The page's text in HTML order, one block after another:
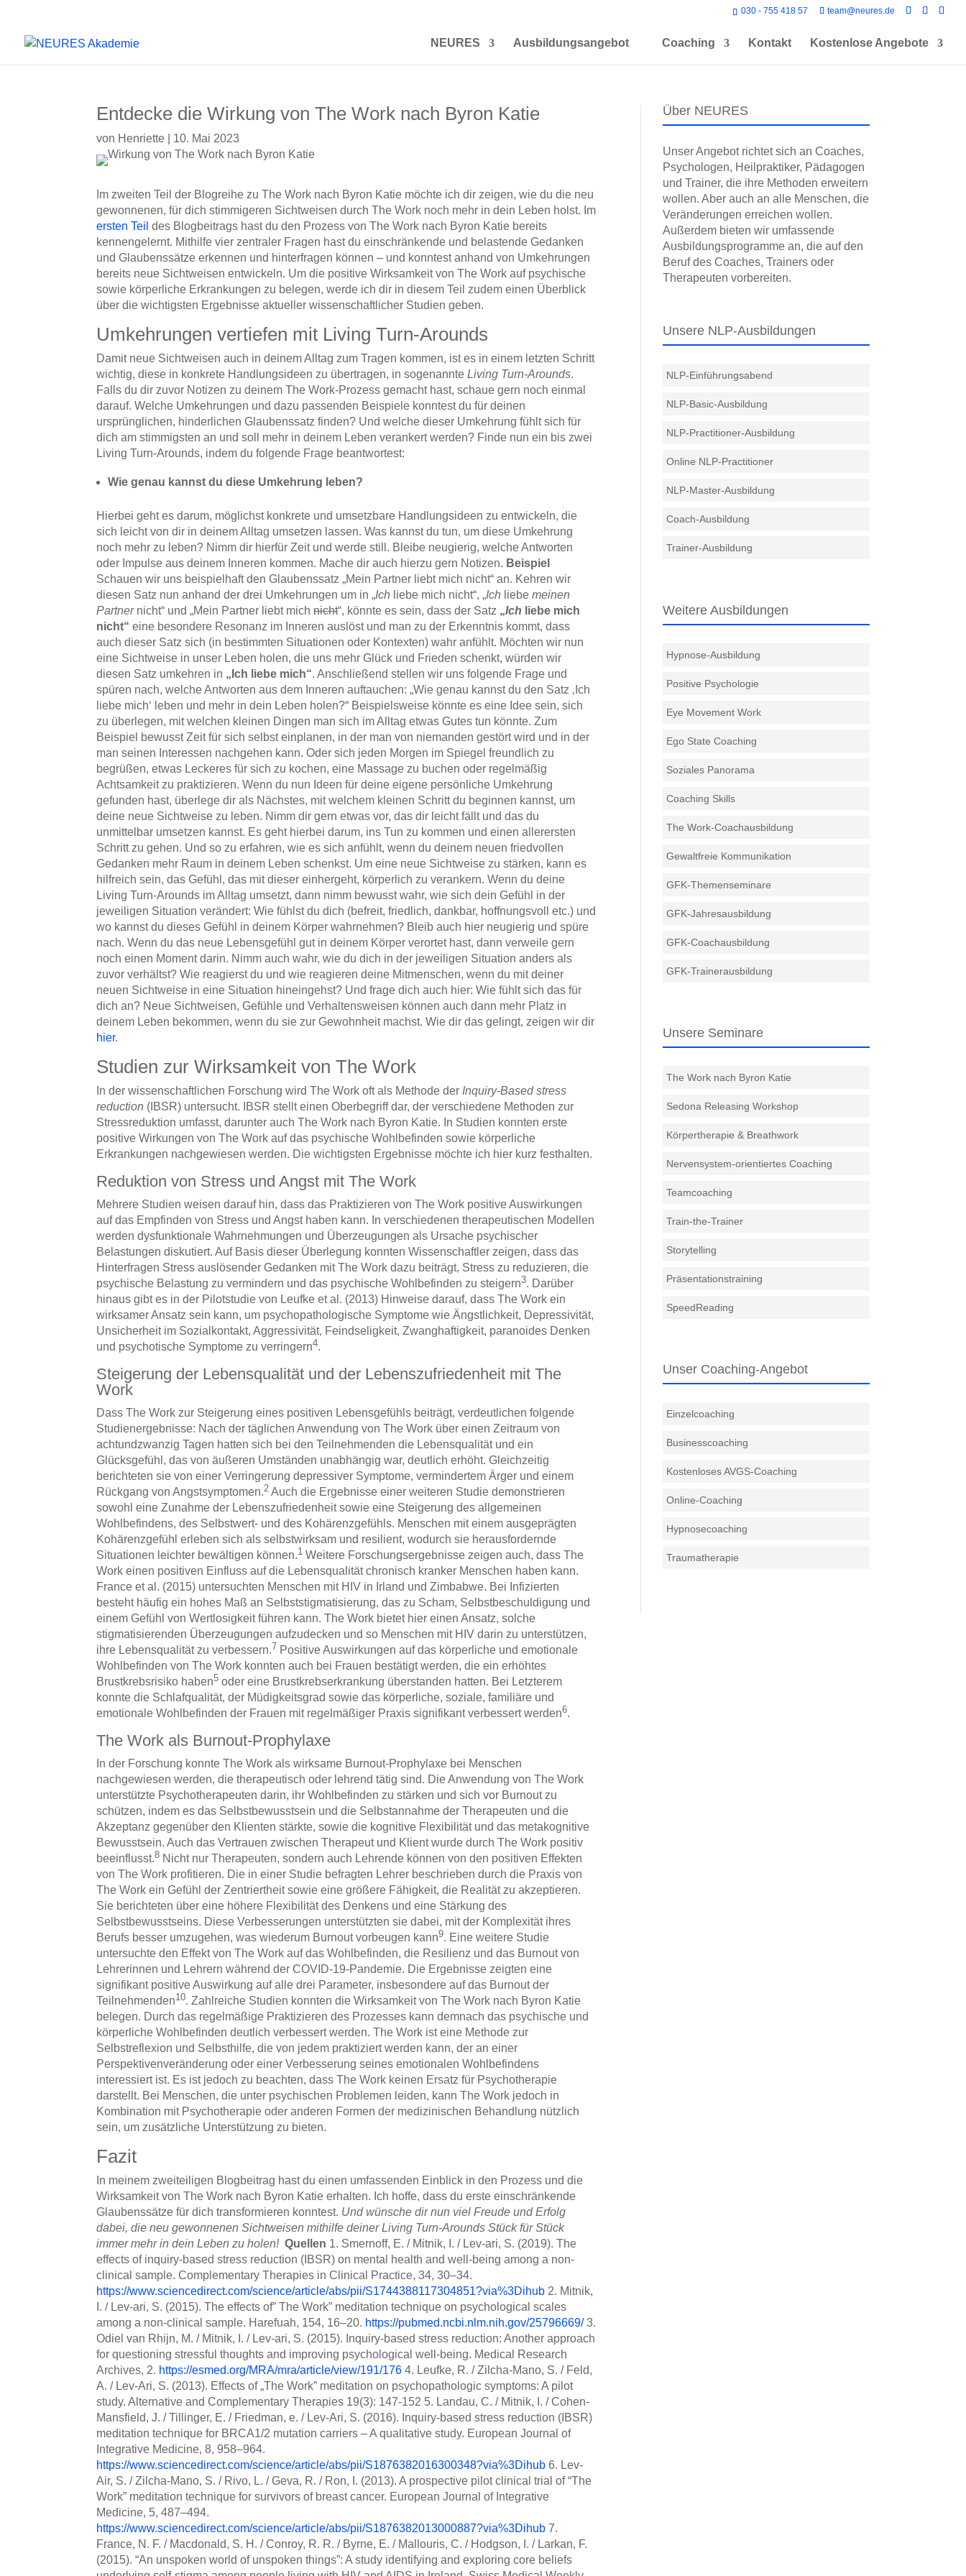
030 - 755 418 57 team@neures.de
NEURES Ausbildungsangebot Coaching Kontakt Kostenlose Angebote
Entdecke die Wirkung von The Work nach Byron Katie
von Henriette 10. Mai 2023
Im zweiten Teil der Blogreihe zu The Work nach Byron Katie möchte ich dir zeigen, wie du die neu
gewonnenen, für dich stimmigeren Sichtweisen durch The Work noch mehr in dein Leben holst. Im
ersten Teil des Blogbeitrags hast du den Prozess von The Work nach Byron Katie bereits
kennengelernt. Mithilfe vier zentraler Fragen hast du einschränkende und belastende Gedanken
und Glaubenssätze erkennen und hinterfragen können – und konntest anhand von Umkehrungen
bereits neue Sichtweisen entwickeln. Um die positive Wirksamkeit von The Work auf psychische
sowie körperliche Erkrankungen zu belegen, werde ich dir in diesem Teil zudem einen Überblick
über die wichtigsten Ergebnisse aktueller wissenschaftlicher Studien geben.
Umkehrungen vertiefen mit Living Turn-Arounds
Damit neue Sichtweisen auch in deinem Alltag zum Tragen kommen, ist es in einem letzten Schritt
wichtig, diese in konkrete Handlungsideen zu übertragen, in sogenannteLiving Turn-Arounds.
Falls du dir zuvor Notizen zu deinem The Work-Prozess gemacht hast, schaue gern noch einmal
darauf. Welche Umkehrungen und dazu passenden Beispiele konntest du für deinen
ursprünglichen, hinderlichen Glaubenssatz finden? Und welche dieser Umkehrung fühlt sich für
dich am stimmigsten an und soll mehr in deinem Leben verankert werden? Finde nun ein bis zwei
Living Turn-Arounds, indem du folgende Frage beantwortest:
Wie genau kannst du diese Umkehrung leben?
Hierbei geht es darum, möglichst konkrete und umsetzbare Handlungsideen zu entwickeln, die
sich leicht von dir in deinem Alltag umsetzen lassen. Was kannst du tun, um diese Umkehrung
noch mehr zu leben? Nimm dir hierfür Zeit und werde still. Bleibe neugierig, welche Antworten
oder Impulse aus deinem Inneren kommen. Mache dir auch hierzu gern Notizen. Beispiel
Schauen wir uns beispielhaft den Glaubenssatz „Mein Partner liebt mich nicht“ an. Kehren wir
diesen Satz nun anhand der drei Umkehrungen um in „Ich liebe mich nicht“, „Ich liebemeinen
Partnernicht“ und „Mein Partner liebt michnicht“, könnte es sein, dass der Satz „Ich liebe mich
nicht“ eine besondere Resonanz im Inneren auslöst und man zu der Erkenntnis kommt, dass
auch dieser Satz sich (in bestimmten Situationen oder Kontexten) wahr anfühlt. Möchten wir nun
eine Sichtweise in unser Leben holen, die uns mehr Glück und Frieden schenkt, würden wir
diesen Satz umkehren in „Ich liebe mich“. Anschließend stellen wir uns folgende Frage und
spüren nach, welche Antworten aus dem Inneren auftauchen: „Wie genau kannst du den Satz ‚Ich
liebe mich‘ leben und mehr in dein Leben holen?“ Beispielsweise könnte es eine Idee sein, sich
zu überlegen, mit welchen kleinen Dingen man sich im Alltag etwas Gutes tun könnte. Zum
Beispiel bewusst Zeit für sich selbst einplanen, in der man von niemanden gestört wird und in der
man seinen Interessen nachgehen kann. Oder sich jeden Morgen im Spiegel freundlich zu
begrüßen, etwas Leckeres für sich zu kochen, eine Massage zu buchen oder regelmäßig
Achtsamkeit zu praktizieren. Wenn du nun Ideen für deine eigene persönliche Umkehrung
gefunden hast, überlege dir als Nächstes, mit welchem kleinen Schritt du beginnen kannst, um
deine neue Sichtweise zu leben. Nimm dir gern etwas vor, das dir leicht fällt und das du
unmittelbar umsetzen kannst. Es geht hierbei darum, ins Tun zu kommen und einen allerersten
Schritt zu gehen. Und so zu erfahren, wie es sich anfühlt, wenn du deinem neuen friedvollen
Gedanken mehr Raum in deinem Leben schenkst. Um eine neue Sichtweise zu stärken, kann es
hilfreich sein, das Gefühl, das mit dieser einhergeht, körperlich zu verankern. Wenn du deine
Living Turn-Arounds im Alltag umsetzt, dann nimm bewusst wahr, wie sich dein Gefühl in der
jeweiligen Situation verändert: Wie fühlst du dich (befreit, friedlich, dankbar, hoffnungsvoll etc.) und
wo kannst du dieses Gefühl in deinem Körper wahrnehmen? Bleib auch hier neugierig und spüre
nach. Wenn du das neue Lebensgefühl gut in deinem Körper verortet hast, dann verweile gern
noch einen Moment darin. Nimm auch wahr, wie du dich in der jeweiligen Situation anders als
zuvor verhältst? Wie reagierst du und wie reagieren deine Mitmenschen, wenn du mit deiner
neuen Sichtweise in eine Situation hineingehst? Und frage dich auch hier: Wie fühlt sich das für
dich an? Neue Sichtweisen, Gefühle und Verhaltensweisen können auch dann mehr Platz in
deinem Leben bekommen, wenn du sie zur Gewohnheit machst. Wie dir das gelingt, zeigen wir dir
hier.
Studien zur Wirksamkeit von The Work
In der wissenschaftlichen Forschung wird The Work oft als Methode der Inquiry-Based stress
reduction (IBSR) untersucht. IBSR stellt einen Oberbegriff dar, der verschiedene Methoden zur
Stressreduktion umfasst, darunter auch The Work nach Byron Katie. In Studien konnten erste
positive Wirkungen von The Work auf das psychische Wohlbefinden sowie körperliche
Erkrankungen nachgewiesen werden. Die wichtigsten Ergebnisse möchte ich hier kurz festhalten.
Reduktion von Stress und Angst mit The Work
Mehrere Studien weisen darauf hin, dass das Praktizieren von The Work positive Auswirkungen
auf das Empfinden von Stress und Angst haben kann. In verschiedenen therapeutischen Modellen
werden dysfunktionale Wahrnehmungen und Überzeugungen als Ursache psychischer
Belastungen diskutiert. Auf Basis dieser Überlegung konnten Wissenschaftler zeigen, dass das
Hinterfragen Stress auslösender Gedanken mit The Work dazu beiträgt, Stress zu reduzieren, die
psychische Belastung zu vermindern und das psychische Wohlbefinden zu steigern3. Darüber
hinaus gibt es in der Pilotstudie von Leufke et al. (2013) Hinweise darauf, dass The Work ein
wirksamer Ansatz sein kann, um psychopathologische Symptome wie Ängstlichkeit, Depressivität,
Unsicherheit im Sozialkontakt, Aggressivität, Feindseligkeit, Zwanghaftigkeit, paranoides Denken
und psychotische Symptome zu verringern4.
Steigerung der Lebensqualität und der Lebenszufriedenheit mit The
Work
Dass The Work zur Steigerung eines positiven Lebensgefühls beiträgt, verdeutlichen folgende
Studienergebnisse: Nach der täglichen Anwendung von The Work über einen Zeitraum von
achtundzwanzig Tagen hatten sich bei den Teilnehmenden die Lebensqualität und ein
Glücksgefühl, das von äußeren Umständen unabhängig war, deutlich erhöht. Gleichzeitig
berichteten sie von einer Verringerung depressiver Symptome, vermindertem Ärger und einem
Rückgang von Angstsymptomen.2 Auch die Ergebnisse einer weiteren Studie demonstrieren
sowohl eine Zunahme der Lebenszufriedenheit sowie eine Steigerung des allgemeinen
Wohlbefindens, des Selbstwert- und des Kohärenzgefühls. Menschen mit einem ausgeprägten
Kohärenzgefühl erleben sich als selbstwirksam und resilient, wodurch sie herausfordernde
Situationen leichter bewältigen können.1 Weitere Forschungsergebnisse zeigen auch, dass The
Work einen positiven Einfluss auf die Lebensqualität chronisch kranker Menschen haben kann.
France et al. (2015) untersuchten Menschen mit HIV in Irland und Zimbabwe. Bei Infizierten
besteht häufig ein hohes Maß an Selbststigmatisierung, das zu Scham, Selbstbeschuldigung und
einem Gefühl von Wertlosigkeit führen kann. The Work bietet hier einen Ansatz, solche
stigmatisierenden Überzeugungen aufzudecken und so Menschen mit HIV darin zu unterstützen,
ihre Lebensqualität zu verbessern.7 Positive Auswirkungen auf das körperliche und emotionale
Wohlbefinden von The Work konnten auch bei Frauen bestätigt werden, die ein erhöhtes
Brustkrebsrisiko haben5 oder eine Brustkrebserkrankung überstanden hatten. Bei Letzterem
konnte die Schlafqualität, der Müdigkeitsgrad sowie das körperliche, soziale, familiäre und
emotionale Wohlbefinden der Frauen mit regelmäßiger Praxis signifikant verbessert werden6.
The Work als Burnout-Prophylaxe
In der Forschung konnte The Work als wirksame Burnout-Prophylaxe bei Menschen
nachgewiesen werden, die therapeutisch oder lehrend tätig sind. Die Anwendung von The Work
unterstützte Psychotherapeuten darin, ihr Wohlbefinden zu stärken und sich vor Burnout zu
schützen, indem es das Selbstbewusstsein und die Selbstannahme der Therapeuten und die
Akzeptanz gegenüber den Klienten stärkte, sowie die kognitive Flexibilität und das metakognitive
Bewusstsein. Auch das Vertrauen zwischen Therapeut und Klient wurde durch The Work positiv
beeinflusst.8 Nicht nur Therapeuten, sondern auch Lehrende können von den positiven Effekten
von The Work profitieren. Die in einer Studie befragten Lehrer beschrieben durch die Praxis von
The Work ein Gefühl der Zentriertheit sowie eine größere Fähigkeit, die Realität zu akzeptieren.
Sie berichteten über eine höhere Flexibilität des Denkens und eine Stärkung des
Selbstbewusstseins. Diese Verbesserungen unterstützten sie dabei, mit der Komplexität ihres
Berufs besser umzugehen, was wiederum Burnout vorbeugen kann9. Eine weitere Studie
untersuchte den Effekt von The Work auf das Wohlbefinden, die Resilienz und das Burnout von
Lehrerinnen und Lehrern während der COVID-19-Pandemie. Die Ergebnisse zeigten eine
signifikant positive Auswirkung auf alle drei Parameter, insbesondere auf das Burnout der
Teilnehmenden10. Zahlreiche Studien konnten die Wirksamkeit von The Work nach Byron Katie
belegen. Durch das regelmäßige Praktizieren des Prozesses kann demnach das psychische und
körperliche Wohlbefinden deutlich verbessert werden. The Work ist eine Methode zur
Selbstreflexion und Selbsthilfe, die von jedem praktiziert werden kann, der an einer
Perspektivenveränderung oder einer Verbesserung seines emotionalen Wohlbefindens
interessiert ist. Es ist jedoch zu beachten, dass The Work keinen Ersatz für Psychotherapie
darstellt. Bei Menschen, die unter psychischen Problemen leiden, kann The Work jedoch in
Kombination mit Psychotherapie oder anderen Formen der medizinischen Behandlung nützlich
sein, um zusätzliche Unterstützung zu bieten.
Fazit
In meinem zweiteiligen Blogbeitrag hast du einen umfassenden Einblick in den Prozess und die
Wirksamkeit von The Work nach Byron Katie erhalten. Ich hoffe, dass du erste einschränkende
Glaubenssätze für dich transformieren konntest. Und wünsche dir nun viel Freude und Erfolg
dabei, die neu gewonnenen Sichtweisen mithilfe deiner Living Turn-Arounds Stück für Stück
immer mehr in dein Leben zu holen! Quellen 1. Smernoff, E. / Mitnik, I. / Lev-ari, S. (2019). The
effects of inquiry-based stress reduction (IBSR) on mental health and well-being among a non-
clinical sample. Complementary Therapies in Clinical Practice, 34, 30–34.
https://www.sciencedirect.com/science/article/abs/pii/S1744388117304851?via%3Dihub 2. Mitnik,
I. / Lev-ari, S. (2015). The effects of” The Work” meditation technique on psychological scales
among a non-clinical sample. Harefuah, 154, 16–20. https://pubmed.ncbi.nlm.nih.gov/25796669/3.
Odiel van Rhijn, M. / Mitnik, I. / Lev-ari, S. (2015). Inquiry-based stress reduction: Another approach
for questioning stressful thoughts and improving psychological well-being. Medical Research
Archives, 2. https://esmed.org/MRA/mra/article/view/191/176 4. Leufke, R. / Zilcha-Mano, S. / Feld,
A. / Lev-Ari, S. (2013). Effects of „The Work” meditation on psychopathologic symptoms: A pilot
study. Alternative and Complementary Therapies 19(3): 147-152 5. Landau, C. / Mitnik, I. / Cohen-
Mansfield, J. / Tillinger, E. / Friedman, e. / Lev-Ari, S. (2016). Inquiry-based stress reduction (IBSR)
meditation technique for BRCA1/2 mutation carriers – A qualitative study. European Journal of
Integrative Medicine, 8, 958–964.
https://www.sciencedirect.com/science/article/abs/pii/S1876382016300348?via%3Dihub 6. Lev-
Air, S. / Zilcha-Mano, S. / Rivo, L. / Geva, R. / Ron, I. (2013). A prospective pilot clinical trial of “The
Work” meditation technique for survivors of breast cancer. European Journal of Integrative
Medicine, 5, 487–494.
https://www.sciencedirect.com/science/article/abs/pii/S1876382013000887?via%3Dihub 7.
France, N. F. / Macdonald, S. H. / Conroy, R. R. / Byrne, E. / Mallouris, C. / Hodgson, I. / Larkan, F.
(2015). “An unspoken world of unspoken things”: A study identifying and exploring core beliefs
Über NEURES
Unser Angebot richtet sich an Coaches,
Psychologen, Heilpraktiker, Pädagogen
und Trainer, die ihre Methoden erweitern
wollen. Aber auch an alle Menschen, die
Veränderungen erreichen wollen.
Außerdem bieten wir umfassende
Ausbildungs­programme an, die auf den
Beruf des Coaches, Trainers oder
Therapeuten vorbereiten.
Unsere NLP-Ausbildungen
NLP-Einführungsabend
NLP-Basic-Ausbildung
NLP-Practitioner-Ausbildung
Online NLP-Practitioner
NLP-Master-Ausbildung
Coach-Ausbildung
Trainer-Ausbildung
Weitere Ausbildungen
Hypnose-Ausbildung
Positive Psychologie
Eye Movement Work
Ego State Coaching
Soziales Panorama
Coaching Skills
The Work-Coachausbildung
Gewaltfreie Kommunikation
GFK-Themenseminare
GFK-Jahresausbildung
GFK-Coachausbildung
GFK-Trainerausbildung
Unsere Seminare
The Work nach Byron Katie
Sedona Releasing Workshop
Körpertherapie & Breathwork
Nervensystem-orientiertes Coaching
Teamcoaching
Train-the-Trainer
Storytelling
Präsentationstraining
SpeedReading
Unser Coaching-Angebot
Einzelcoaching
Businesscoaching
Kostenloses AVGS-Coaching
Online-Coaching
Hypnosecoaching
Traumatherapie